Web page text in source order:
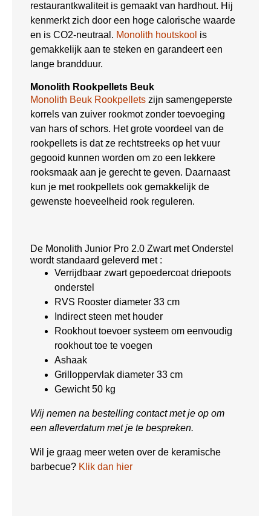
restaurantkwaliteit is gemaakt van hardhout. Hij
kenmerkt zich door een hoge calorische waarde
en is CO2-neutraal. Monolith houtskool is
gemakkelijk aan te steken en garandeert een
lange brandduur.
Monolith Rookpellets Beuk
Monolith Beuk Rookpellets zijn samengeperste
korrels van zuiver rookmot zonder toevoeging
van hars of schors. Het grote voordeel van de
rookpellets is dat ze rechtstreeks op het vuur
gegooid kunnen worden om zo een lekkere
rooksmaak aan je gerecht te geven. Daarnaast
kun je met rookpellets ook gemakkelijk de
gewenste hoeveelheid rook reguleren.
De Monolith Junior Pro 2.0 Zwart met Onderstel
wordt standaard geleverd met :
Verrijdbaar zwart gepoedercoat driepoots
onderstel
RVS Rooster diameter 33 cm
Indirect steen met houder
Rookhout toevoer systeem om eenvoudig
rookhout toe te voegen
Ashaak
Grilloppervlak diameter 33 cm
Gewicht 50 kg
Wij nemen na bestelling contact met je op om
een afleverdatum met je te bespreken.
Wil je graag meer weten over de keramische
barbecue? Klik dan hier